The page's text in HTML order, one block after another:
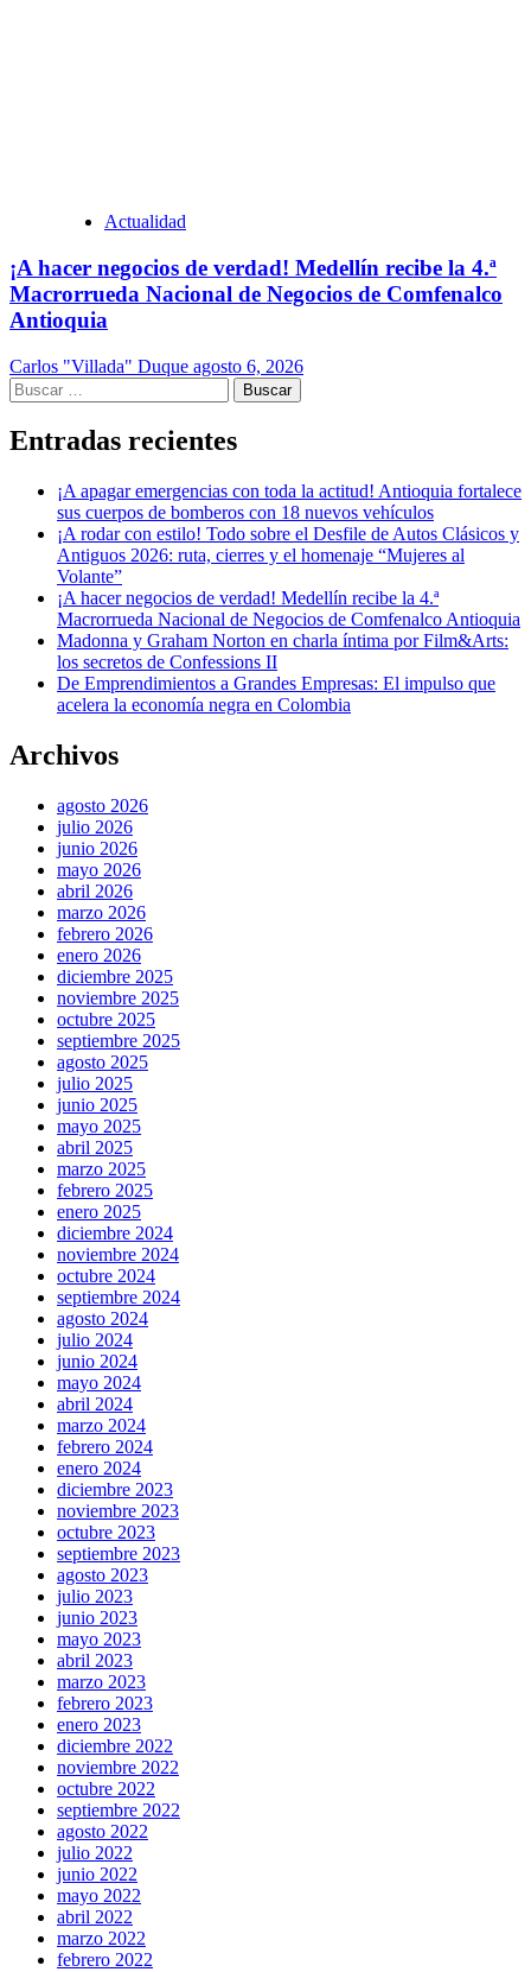
Actualidad
¡A hacer negocios de verdad! Medellín recibe la 4.ª
Macrorrueda Nacional de Negocios de Comfenalco
Antioquia
Carlos "Villada" Duque agosto 6, 2026
Buscar:
Entradas recientes
¡A apagar emergencias con toda la actitud! Antioquia fortalece
sus cuerpos de bomberos con 18 nuevos vehículos
¡A rodar con estilo! Todo sobre el Desfile de Autos Clásicos y
Antiguos 2026: ruta, cierres y el homenaje “Mujeres al
Volante”
¡A hacer negocios de verdad! Medellín recibe la 4.ª
Macrorrueda Nacional de Negocios de Comfenalco Antioquia
Madonna y Graham Norton en charla íntima por Film&Arts:
los secretos de Confessions II
De Emprendimientos a Grandes Empresas: El impulso que
acelera la economía negra en Colombia
Archivos
agosto 2026
julio 2026
junio 2026
mayo 2026
abril 2026
marzo 2026
febrero 2026
enero 2026
diciembre 2025
noviembre 2025
octubre 2025
septiembre 2025
agosto 2025
julio 2025
junio 2025
mayo 2025
abril 2025
marzo 2025
febrero 2025
enero 2025
diciembre 2024
noviembre 2024
octubre 2024
septiembre 2024
agosto 2024
julio 2024
junio 2024
mayo 2024
abril 2024
marzo 2024
febrero 2024
enero 2024
diciembre 2023
noviembre 2023
octubre 2023
septiembre 2023
agosto 2023
julio 2023
junio 2023
mayo 2023
abril 2023
marzo 2023
febrero 2023
enero 2023
diciembre 2022
noviembre 2022
octubre 2022
septiembre 2022
agosto 2022
julio 2022
junio 2022
mayo 2022
abril 2022
marzo 2022
febrero 2022